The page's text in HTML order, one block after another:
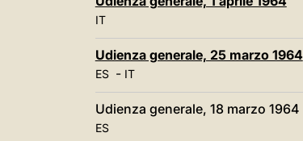
IT
Udienza generale, 25 marzo 1964
ES- IT
Udienza generale, 18 marzo 1964
ES